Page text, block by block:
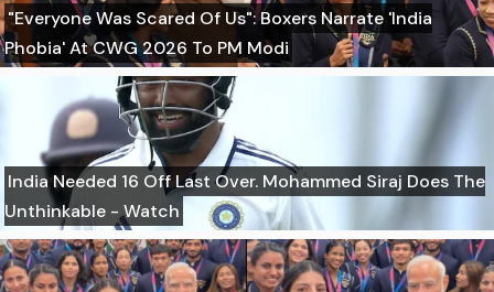
"Everyone Was Scared Of Us": Boxers Narrate 'India
Phobia' At CWG 2026 To PM Modi
India Needed 16 Off Last Over. Mohammed Siraj Does The
Unthinkable - Watch